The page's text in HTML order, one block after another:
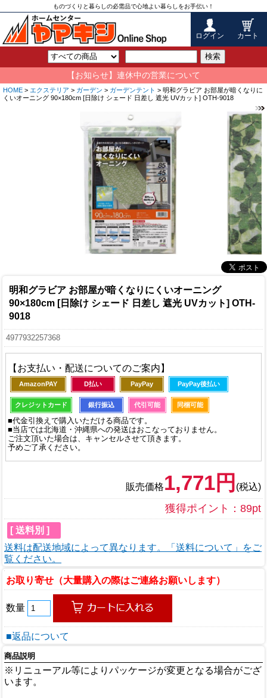
ものづくりと暮らしの必需品で心地よい暮らしをお手伝い！
ログイン カート
検索
【お知らせ】連休中の営業について
HOME > エクステリア > ガーデン > ガーデンテント > 明和グラビア お部屋が暗くなりに
くいオーニング 90×180cm [日除け シェード 日差し 遮光 UVカット] OTH-9018
明和グラビア お部屋が暗くなりにくいオーニング
90×180cm [日除け シェード 日差し 遮光 UVカット] OTH-
9018
4977932257368
【お支払い・配送についてのご案内】
AmazonPAY D払い PayPay PayPay後払い
クレジットカード 銀行振込 代引可能 同梱可能
■代金引換えで購入いただける商品です。
■当店では北海道・沖縄県への発送はおこなっておりません。
ご注文頂いた場合は、キャンセルさせて頂きます。
予めご了承ください。
販売価格1,771円 (税込)
獲得ポイント：89pt
[ 送料別 ]
送料は配送地域によって異なります。「送料について」をご
覧ください。
お取り寄せ（大量購入の際はご連絡お願いします）
数量
■返品について
商品説明
※リニューアル等によりパッケージが変更となる場合がござ
います。